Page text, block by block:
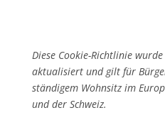
Diese Cookie-Richtlinie
aktualisiert und gilt für
ständigem Wohnsitz im
und der Schweiz.